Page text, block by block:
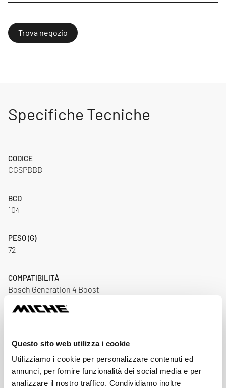
Questo sito web utilizza i cookie
Utilizziamo i cookie per personalizzare contenuti ed
annunci, per fornire funzionalità dei social media e per
analizzare il nostro traffico. Condividiamo inoltre
Trova negozio
Specifiche Tecniche
CODICE
CGSPBBB
BCD
104
PESO (G)
72
COMPATIBILITÀ
Bosch Generation 4 Boost
Download